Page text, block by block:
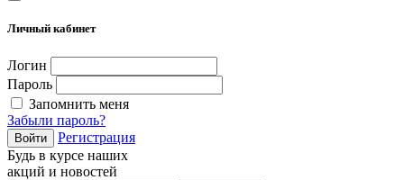
Личный кабинет
Логин
Пароль
Запомнить меня
Забыли пароль?
Войти
Регистрация
Будь в курсе наших
акций и новостей